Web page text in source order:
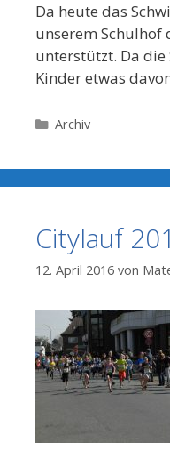
Da heute das
unserem Schulhof
unterstützt. Da die
Kinder etwas
Kategorien
Archiv
Citylauf
12. April 2016 von